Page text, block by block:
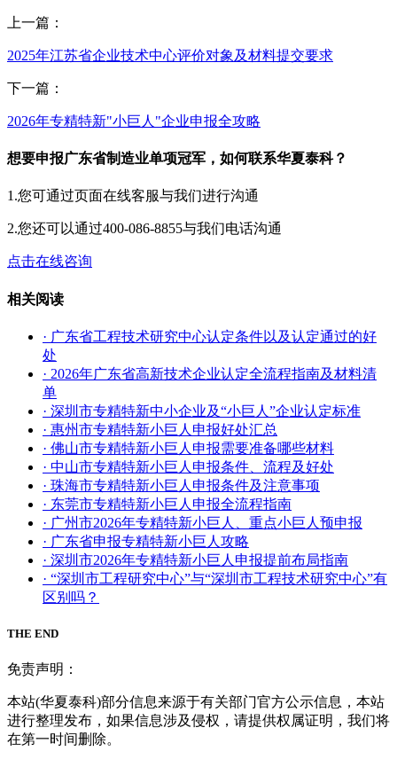
上一篇：
2025年江苏省企业技术中心评价对象及材料提交要求
下一篇：
2026年专精特新"小巨人"企业申报全攻略
想要申报广东省制造业单项冠军，如何联系华夏泰科？
1.您可通过页面在线客服与我们进行沟通
2.您还可以通过400-086-8855与我们电话沟通
点击在线咨询
相关阅读
· 广东省工程技术研究中心认定条件以及认定通过的好
处
· 2026年广东省高新技术企业认定全流程指南及材料清
单
· 深圳市专精特新中小企业及“小巨人”企业认定标准
· 惠州市专精特新小巨人申报好处汇总
· 佛山市专精特新小巨人申报需要准备哪些材料
· 中山市专精特新小巨人申报条件、流程及好处
· 珠海市专精特新小巨人申报条件及注意事项
· 东莞市专精特新小巨人申报全流程指南
· 广州市2026年专精特新小巨人、重点小巨人预申报
· 广东省申报专精特新小巨人攻略
· 深圳市2026年专精特新小巨人申报提前布局指南
· “深圳市工程研究中心”与“深圳市工程技术研究中心”有
区别吗？
THE END
免责声明：
本站(华夏泰科)部分信息来源于有关部门官方公示信息，本站
进行整理发布，如果信息涉及侵权，请提供权属证明，我们将
在第一时间删除。